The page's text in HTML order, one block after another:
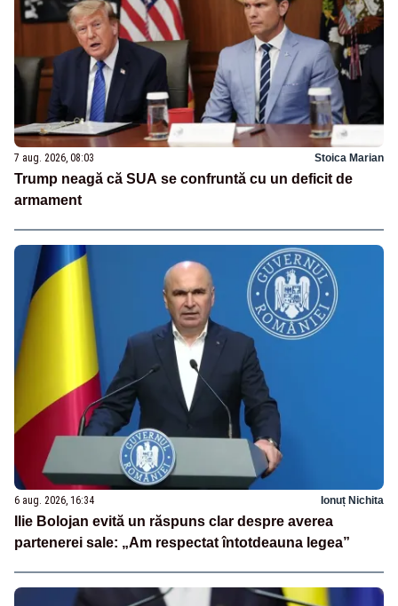
7 aug. 2026, 08:03 Stoica Marian
Trump neagă că SUA se confruntă cu un deficit de
armament
6 aug. 2026, 16:34 Ionuț Nichita
Ilie Bolojan evită un răspuns clar despre averea
partenerei sale: „Am respectat întotdeauna legea”